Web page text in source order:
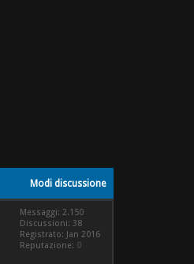
Modi discussione
Messaggi: 2.150
Discussioni: 38
Registrato: Jan 2016
Reputazione: 0